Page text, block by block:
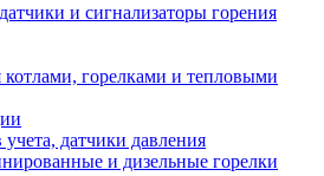
и сигнализаторы горения
горелками и тепловыми
датчики давления
и дизельные горелки